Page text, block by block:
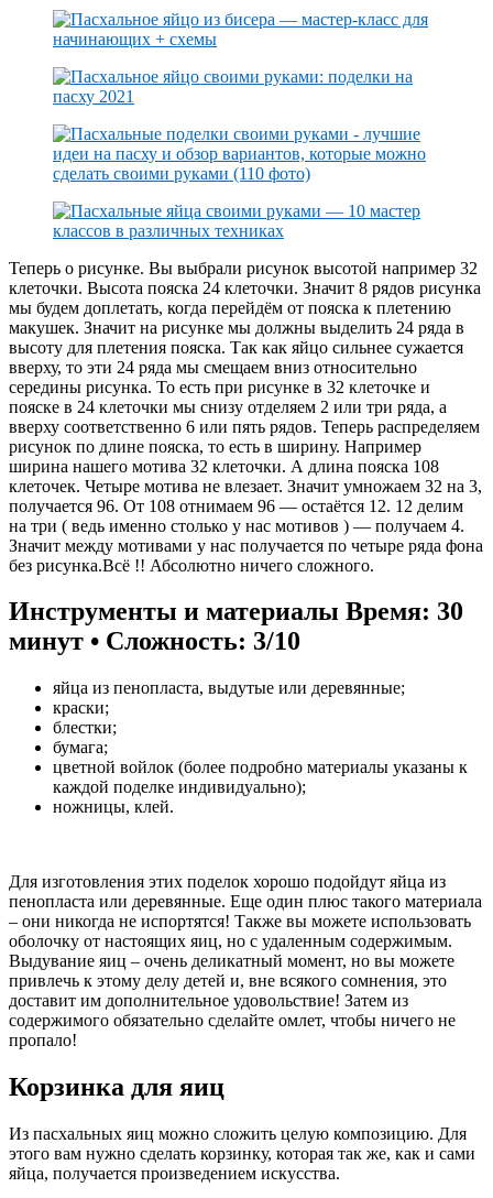
Теперь о рисунке. Вы выбрали рисунок высотой например 32
клеточки. Высота пояска 24 клеточки. Значит 8 рядов рисунка
мы будем доплетать, когда перейдём от пояска к плетению
макушек. Значит на рисунке мы должны выделить 24 ряда в
высоту для плетения пояска. Так как яйцо сильнее сужается
вверху, то эти 24 ряда мы смещаем вниз относительно
середины рисунка. То есть при рисунке в 32 клеточке и
пояске в 24 клеточки мы снизу отделяем 2 или три ряда, а
вверху соответственно 6 или пять рядов. Теперь распределяем
рисунок по длине пояска, то есть в ширину. Например
ширина нашего мотива 32 клеточки. А длина пояска 108
клеточек. Четыре мотива не влезает. Значит умножаем 32 на 3,
получается 96. От 108 отнимаем 96 — остаётся 12. 12 делим
на три ( ведь именно столько у нас мотивов ) — получаем 4.
Значит между мотивами у нас получается по четыре ряда фона
без рисунка.Всё !! Абсолютно ничего сложного.
Инструменты и материалы Время: 30
минут • Сложность: 3/10
яйца из пенопласта, выдутые или деревянные;
краски;
блестки;
бумага;
цветной войлок (более подробно материалы указаны к
каждой поделке индивидуально);
ножницы, клей.
Для изготовления этих поделок хорошо подойдут яйца из
пенопласта или деревянные. Еще один плюс такого материала
– они никогда не испортятся! Также вы можете использовать
оболочку от настоящих яиц, но с удаленным содержимым.
Выдувание яиц – очень деликатный момент, но вы можете
привлечь к этому делу детей и, вне всякого сомнения, это
доставит им дополнительное удовольствие! Затем из
содержимого обязательно сделайте омлет, чтобы ничего не
пропало!
Корзинка для яиц
Из пасхальных яиц можно сложить целую композицию. Для
этого вам нужно сделать корзинку, которая так же, как и сами
яйца, получается произведением искусства.